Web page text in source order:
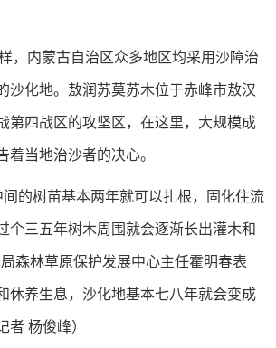
，内蒙古自治区众多地区均采用沙障治
沙化地。敖润苏莫苏木位于赤峰市敖汉
第四战区的攻坚区，在这里，大规模成
当地治沙者的决心。
间的树苗基本两年就可以扎根，固化住流
个三五年树木周围就会逐渐长出灌木和
森林草原保护发展中心主任霍明春表
休养生息，沙化地基本七八年就会变成
杨俊峰）